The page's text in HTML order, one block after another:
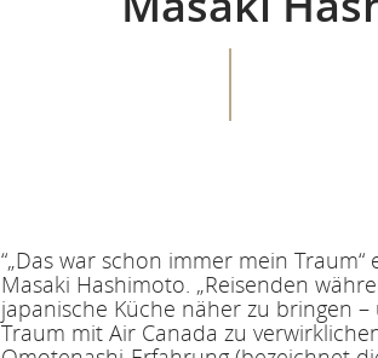
“„Das war schon immer mein
Masaki Hashimoto. „Reisenden
japanische Küche näher zu bringen
Traum mit Air Canada zu